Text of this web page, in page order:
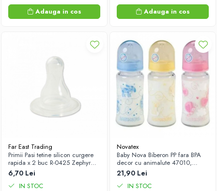
Adauga in cos
Adauga in cos
Far East Trading
Primii Pasi tetine silicon curgere
rapida x 2 buc R-0425 Zephyr
Labs
6,70 Lei
IN STOC
Novatex
Baby Nova Biberon PP fara BPA
decor cu animalute 47010,
240ml Zephyr Labs
21,90 Lei
IN STOC